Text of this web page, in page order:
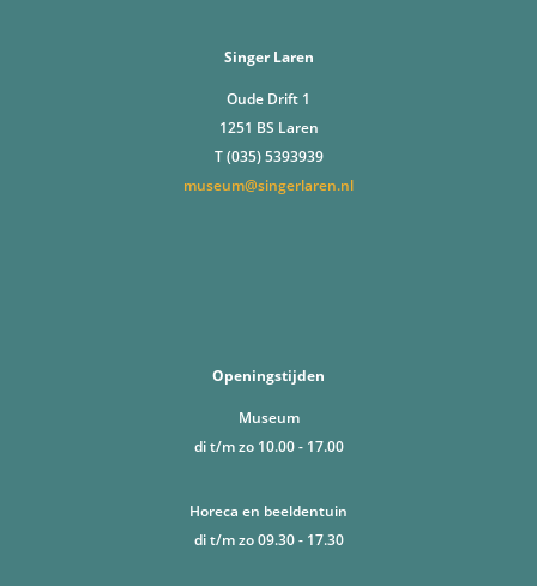
Singer Laren
Oude Drift 1
1251 BS Laren
T (035) 5393939
museum@singerlaren.nl
Openingstijden
Museum
di t/m zo 10.00 - 17.00
Horeca en beeldentuin
di t/m zo 09.30 - 17.30